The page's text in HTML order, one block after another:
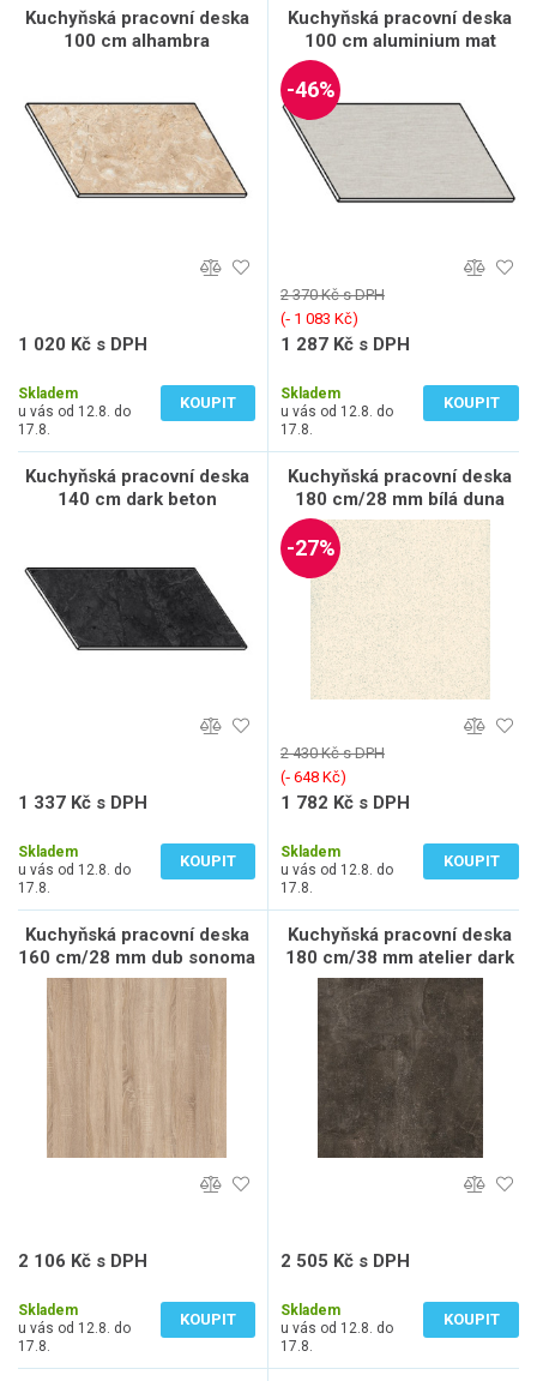
Kuchyňská pracovní deska
100 cm alhambra
1 020 Kč s DPH
Skladem
u vás od 12.8. do
17.8.
KOUPIT
Kuchyňská pracovní deska
100 cm aluminium mat
-46%
2 370 Kč s DPH
(‐ 1 083 Kč)
1 287 Kč s DPH
Skladem
u vás od 12.8. do
17.8.
KOUPIT
Kuchyňská pracovní deska
140 cm dark beton
1 337 Kč s DPH
Skladem
u vás od 12.8. do
17.8.
KOUPIT
Kuchyňská pracovní deska
180 cm/28 mm bílá duna
-27%
2 430 Kč s DPH
(‐ 648 Kč)
1 782 Kč s DPH
Skladem
u vás od 12.8. do
17.8.
KOUPIT
Kuchyňská pracovní deska
160 cm/28 mm dub sonoma
2 106 Kč s DPH
Skladem
u vás od 12.8. do
17.8.
KOUPIT
Kuchyňská pracovní deska
180 cm/38 mm atelier dark
2 505 Kč s DPH
Skladem
u vás od 12.8. do
17.8.
KOUPIT